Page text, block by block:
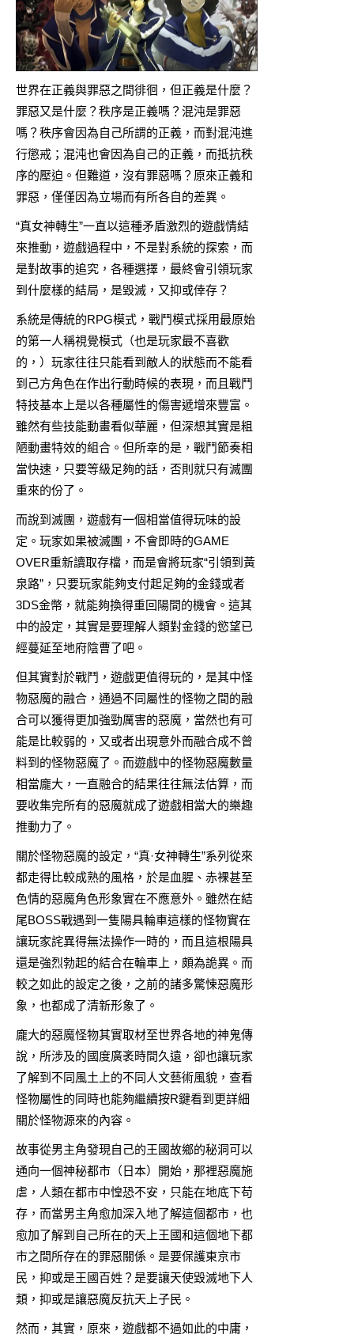
世界在正義與罪惡之間徘徊，但正義是什麼？
罪惡又是什麼？秩序是正義嗎？混沌是罪惡
嗎？秩序會因為自己所謂的正義，而對混沌進
行懲戒；混沌也會因為自己的正義，而抵抗秩
序的壓迫。但難道，沒有罪惡嗎？原來正義和
罪惡，僅僅因為立場而有所各自的差異。
“真女神轉生”一直以這種矛盾激烈的遊戲情結
來推動，遊戲過程中，不是對系統的探索，而
是對故事的追究，各種選擇，最終會引領玩家
到什麼樣的結局，是毀滅，又抑或倖存？
系統是傳統的RPG模式，戰鬥模式採用最原始
的第一人稱視覺模式（也是玩家最不喜歡
的，）玩家往往只能看到敵人的狀態而不能看
到己方角色在作出行動時候的表現，而且戰鬥
特技基本上是以各種屬性的傷害遞增來豐富。
雖然有些技能動畫看似華麗，但深想其實是粗
陋動畫特效的組合。但所幸的是，戰鬥節奏相
當快速，只要等級足夠的話，否則就只有滅團
重來的份了。
而說到滅團，遊戲有一個相當值得玩味的設
定。玩家如果被滅團，不會即時的GAME
OVER重新讀取存檔，而是會將玩家“引領到黃
泉路”，只要玩家能夠支付起足夠的金錢或者
3DS金幣，就能夠換得重回陽間的機會。這其
中的設定，其實是要理解人類對金錢的慾望已
經蔓延至地府陰曹了吧。
但其實對於戰鬥，遊戲更值得玩的，是其中怪
物惡魔的融合，通過不同屬性的怪物之間的融
合可以獲得更加強勁厲害的惡魔，當然也有可
能是比較弱的，又或者出現意外而融合成不曾
料到的怪物惡魔了。而遊戲中的怪物惡魔數量
相當龐大，一直融合的結果往往無法估算，而
要收集完所有的惡魔就成了遊戲相當大的樂趣
推動力了。
關於怪物惡魔的設定，“真·女神轉生”系列從來
都走得比較成熟的風格，於是血腥、赤裸甚至
色情的惡魔角色形象實在不應意外。雖然在結
尾BOSS戰遇到一隻陽具輪車這樣的怪物實在
讓玩家詫異得無法操作一時的，而且這根陽具
還是強烈勃起的結合在輪車上，頗為詭異。而
較之如此的設定之後，之前的諸多驚悚惡魔形
象，也都成了清新形象了。
龐大的惡魔怪物其實取材至世界各地的神鬼傳
說，所涉及的國度廣袤時間久遠，卻也讓玩家
了解到不同風土上的不同人文藝術風貌，查看
怪物屬性的同時也能夠繼續按R鍵看到更詳細
關於怪物源來的內容。
故事從男主角發現自己的王國故鄉的秘洞可以
通向一個神秘都市（日本）開始，那裡惡魔施
虐，人類在都市中惶恐不安，只能在地底下苟
存，而當男主角愈加深入地了解這個都市，也
愈加了解到自己所在的天上王國和這個地下都
市之間所存在的罪惡關係。是要保護東京市
民，抑或是王國百姓？是要讓天使毀滅地下人
類，抑或是讓惡魔反抗天上子民。
然而，其實，原來，遊戲都不過如此的中庸，